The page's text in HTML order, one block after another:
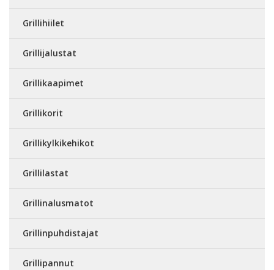
Grillihiilet
Grillijalustat
Grillikaapimet
Grillikorit
Grillikylkikehikot
Grillilastat
Grillinalusmatot
Grillinpuhdistajat
Grillipannut